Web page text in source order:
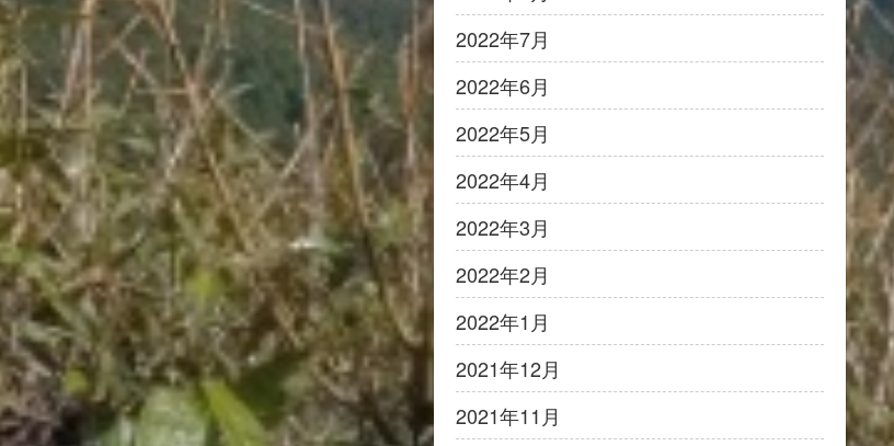
2022年7月
2022年6月
2022年5月
2022年4月
2022年3月
2022年2月
2022年1月
2021年12月
2021年11月